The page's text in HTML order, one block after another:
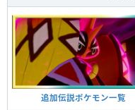
追加伝説ポケモン一覧